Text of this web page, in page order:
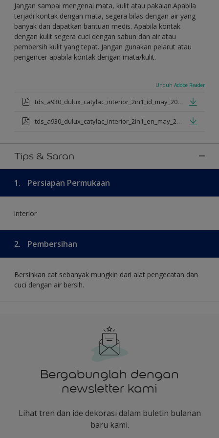
Jangan sampai mengenai mata, kulit atau pakaian.Apabila
terjadi kontak dengan mata, segera bilas dengan air yang
banyak dan dapatkan bantuan medis. Apabila kontak
dengan kulit segera cuci dengan sabun dan air atau
pembersih kulit yang tepat. Jangan gunakan pelarut atau
pengencer apabila kontak dengan mata/kulit.
Unduh Adobe Reader
tds_a930_dulux_catylac_interior_2in1_id_may_2025.pdf
tds_a930_dulux_catylac_interior_2in1_en_may_2025.pdf
Tips & Saran
1. Persiapan Permukaan
interior
2. Pembersihan
Bersihkan cat sebanyak mungkin dari alat pengecatan dan
cuci dengan air bersih.
Bergabunglah dengan
newsletter kami
Lihat tren dan ide dekorasi dalam buletin bulanan
baru kami.